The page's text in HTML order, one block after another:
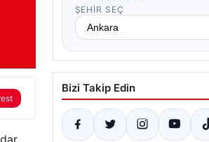
ŞEHIR SEÇ
Bizi Takip Edin